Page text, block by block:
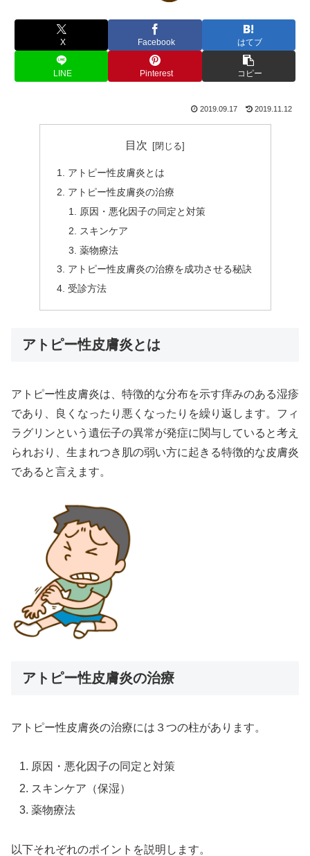
X Facebook はてブ
LINE Pinterest コピー
2019.09.17 2019.11.12
目次
アトピー性皮膚炎とは
アトピー性皮膚炎の治療
原因・悪化因子の同定と対策
スキンケア
薬物療法
アトピー性皮膚炎の治療を成功させる秘訣
受診方法
アトピー性皮膚炎とは
アトピー性皮膚炎は、特徴的な分布を示す痒みのある湿疹
であり、良くなったり悪くなったりを繰り返します。フィ
ラグリンという遺伝子の異常が発症に関与していると考え
られおり、生まれつき肌の弱い方に起きる特徴的な皮膚炎
であると言えます。
アトピー性皮膚炎の治療
アトピー性皮膚炎の治療には３つの柱があります。
原因・悪化因子の同定と対策
スキンケア（保湿）
薬物療法
以下それぞれのポイントを説明します。